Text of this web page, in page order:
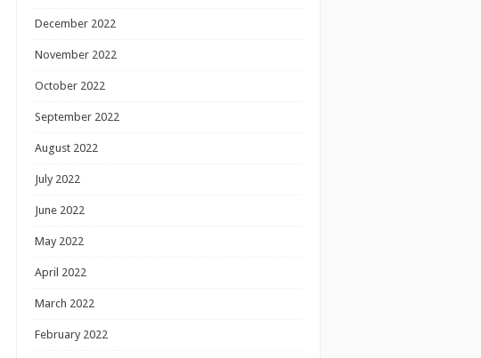
December 2022
November 2022
October 2022
September 2022
August 2022
July 2022
June 2022
May 2022
April 2022
March 2022
February 2022